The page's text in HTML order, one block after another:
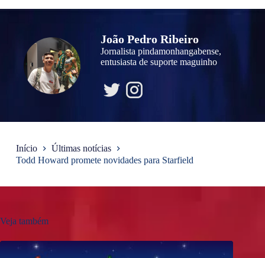
João Pedro Ribeiro
Jornalista pindamonhangabense,
entusiasta de suporte maguinho
Início
Últimas notícias
Todd Howard promete novidades para Starfield
Veja também